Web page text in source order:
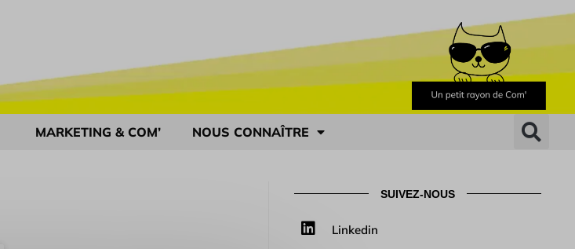
MARKETING & COM’ NOUS CONNAÎTRE
SUIVEZ-NOUS
Linkedin